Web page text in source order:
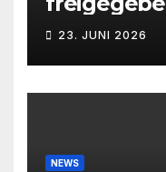
Befall
23. JUNI 2026
NEWS